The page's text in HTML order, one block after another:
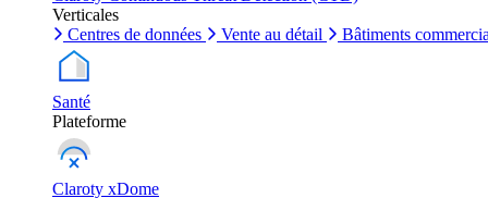
Verticales
Centres de données
Vente au détail Bâtiments
Santé
Plateforme
Claroty xDome